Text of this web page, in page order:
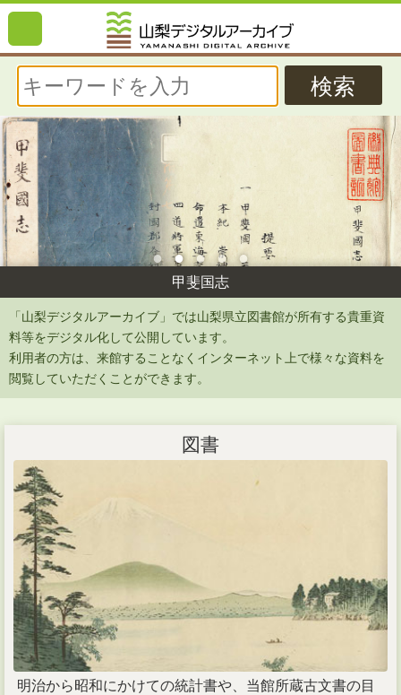
検索
甲斐国志
「山梨デジタルアーカイブ」では山梨県立図書館が所有する貴重資
料等をデジタル化して公開しています。
利用者の方は、来館することなくインターネット上で様々な資料を
閲覧していただくことができます。
図書
明治から昭和にかけての統計書や、当館所蔵古文書の目